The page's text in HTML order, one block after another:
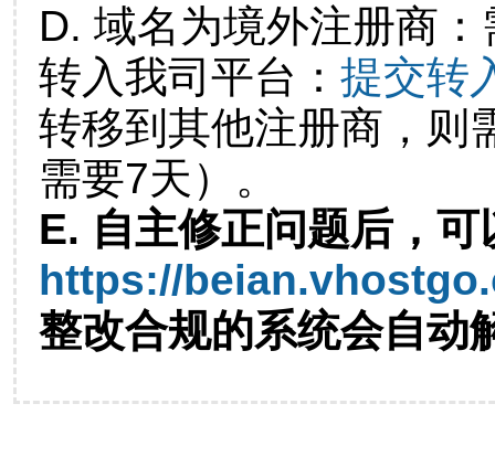
D. 域名为境外注册商
转入我司平台： 提交转
转移到其他注册商，则
需要7天）。
E. 自主修正问题后，可
https://
整改合规的系统会自动